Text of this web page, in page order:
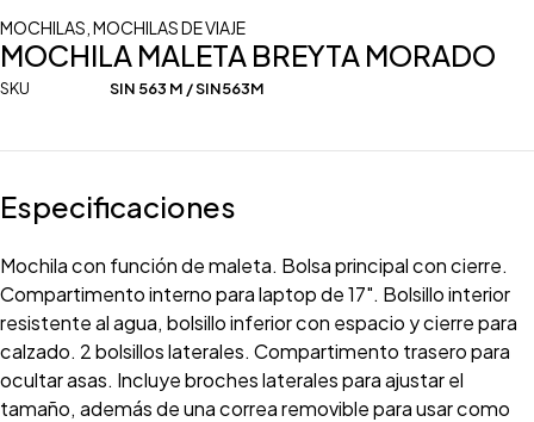
MOCHILAS MOCHILAS DE VIAJE
MOCHILA MALETA BREYTA MORADO
SKU SIN 563 M / SIN563M
Especificaciones
Mochila con función de maleta. Bolsa principal con cierre.
Compartimento interno para laptop de 17". Bolsillo interior
resistente al agua, bolsillo inferior con espacio y cierre para
calzado. 2 bolsillos laterales. Compartimento trasero para
ocultar asas. Incluye broches laterales para ajustar el
tamaño, además de una correa removible para usar como